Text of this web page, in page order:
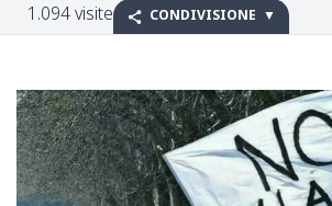
1.094 visite CONDIVISIONE